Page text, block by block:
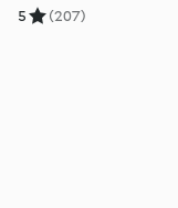
5 (207)